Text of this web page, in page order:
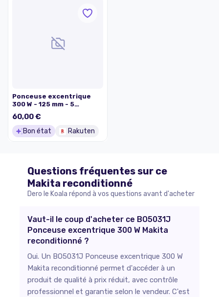
Ponceuse excentrique
300 W - 125 mm - 5
abrasifs - ROS300
60,00 €
Bon état Rakuten
Questions fréquentes sur ce
Makita reconditionné
Dero le Koala répond à vos questions avant d'acheter
Vaut-il le coup d'acheter ce BO5031J
Ponceuse excentrique 300 W Makita
reconditionné ?
Oui. Un BO5031J Ponceuse excentrique 300 W
Makita reconditionné permet d'accéder à un
produit de qualité à prix réduit, avec contrôle
professionnel et garantie selon le vendeur. C'est